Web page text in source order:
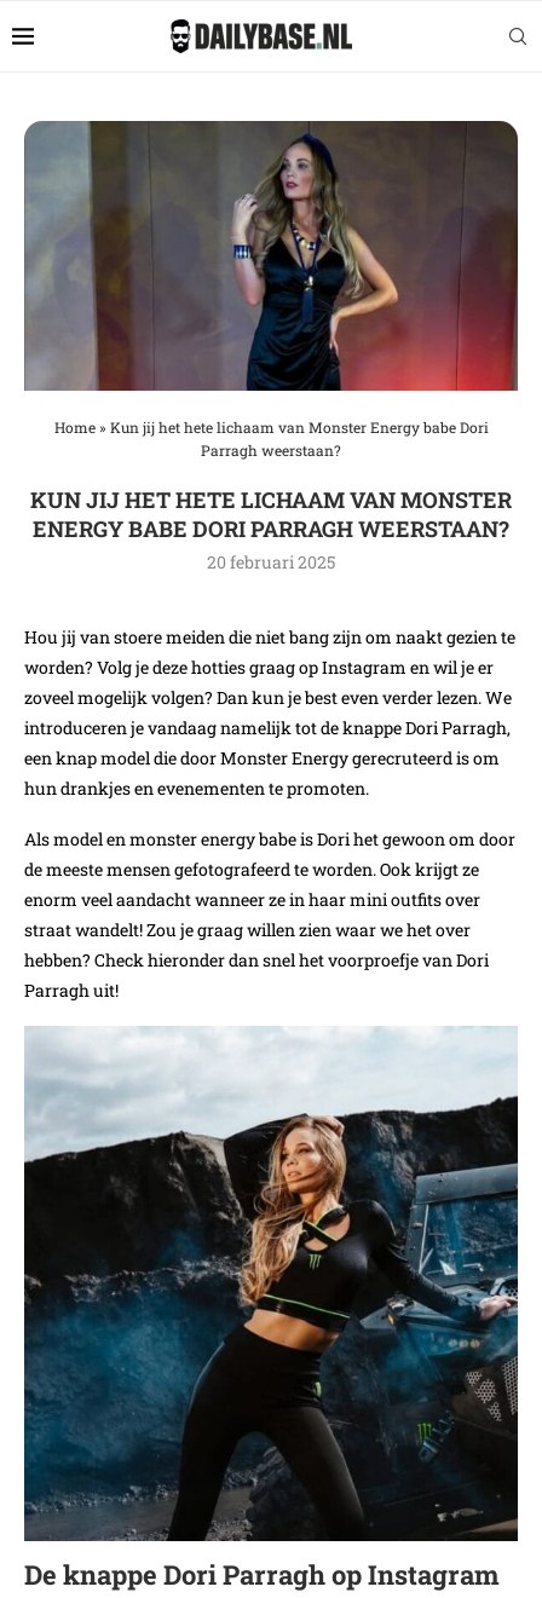
Home» Kun jij het hete lichaam van Monster Energy babe Dori
Parragh weerstaan?
KUN JIJ HET HETE LICHAAM VAN MONSTER
ENERGY BABE DORI PARRAGH WEERSTAAN?
20 februari 2025
Hou jij van stoere meiden die niet bang zijn om naakt gezien te
worden? Volg je deze hotties graag op Instagram en wil je er
zoveel mogelijk volgen? Dan kun je best even verder lezen. We
introduceren je vandaag namelijk tot de knappe Dori Parragh,
een knap model die door Monster Energy gerecruteerd is om
hun drankjes en evenementen te promoten.
Als model en monster energy babe is Dori het gewoon om door
de meeste mensen gefotografeerd te worden. Ook krijgt ze
enorm veel aandacht wanneer ze in haar mini outfits over
straat wandelt! Zou je graag willen zien waar we het over
hebben? Check hieronder dan snel het voorproefje van Dori
Parragh uit!
De knappe Dori Parragh op Instagram